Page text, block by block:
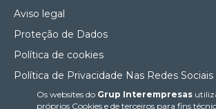
Os websites do Grup Interempresas
próprios Cookies e de terceiros para fins
Aviso legal
Proteção de Dados
Política de cookies
Política de Privacidade Nas Redes Sociais
Canal de denúncias